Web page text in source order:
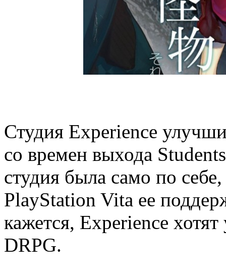
Студия Experience
со времен выхода
студия была само по
PlayStation Vita ее
кажется, Experience
DRPG.